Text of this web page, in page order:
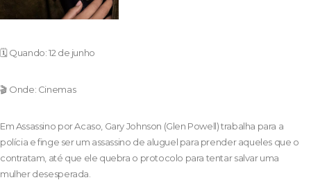
🗓️ Quando: 12 de junho
🎬 Onde: Cinemas
Em Assassino por Acaso, Gary Johnson (Glen Powell) trabalha para a
polícia e finge ser um assassino de aluguel para prender aqueles que o
contratam, até que ele quebra o protocolo para tentar salvar uma
mulher desesperada.